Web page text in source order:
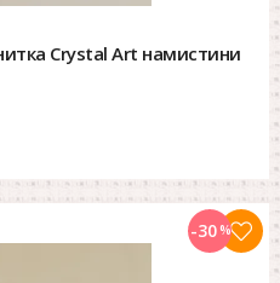
Crystal Art намистини
-30%